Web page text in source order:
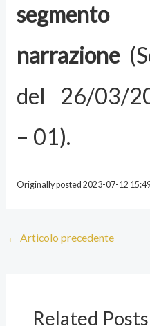
narrazione
del 26/03/
– 01).
Originally posted 2023-07-12
← Articolo precedente
Related Posts